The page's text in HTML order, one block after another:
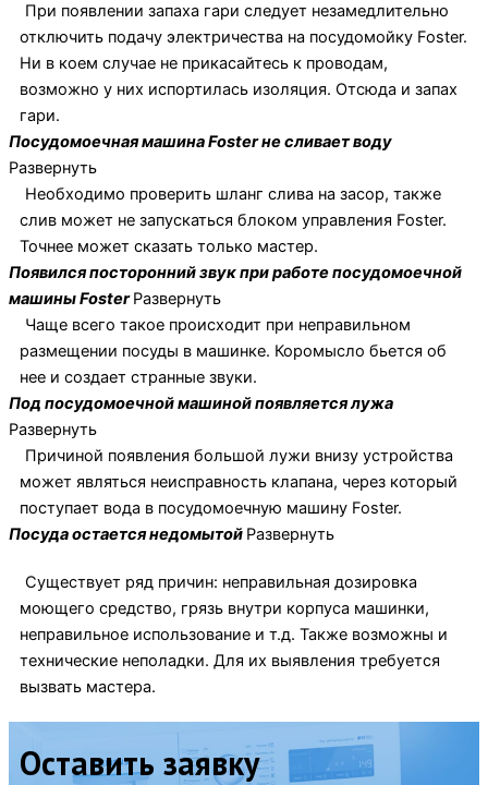
При появлении запаха гари следует незамедлительно
отключить подачу электричества на посудомойку Foster.
Ни в коем случае не прикасайтесь к проводам,
возможно у них испортилась изоляция. Отсюда и запах
гари.
Посудомоечная машина Foster не сливает воду
Развернуть
Необходимо проверить шланг слива на засор, также
слив может не запускаться блоком управления Foster.
Точнее может сказать только мастер.
Появился посторонний звук при работе посудомоечной
машины FosterРазвернуть
Чаще всего такое происходит при неправильном
размещении посуды в машинке. Коромысло бьется об
нее и создает странные звуки.
Под посудомоечной машиной появляется лужа
Развернуть
Причиной появления большой лужи внизу устройства
может являться неисправность клапана, через который
поступает вода в посудомоечную машину Foster.
Посуда остается недомытой Развернуть
Существует ряд причин: неправильная дозировка
моющего средство, грязь внутри корпуса машинки,
неправильное использование и т.д. Также возможны и
технические неполадки. Для их выявления требуется
вызвать мастера.
Оставить заявку